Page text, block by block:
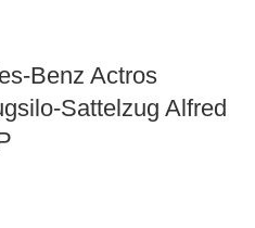
Benz Actros
Sattelzug Alfred